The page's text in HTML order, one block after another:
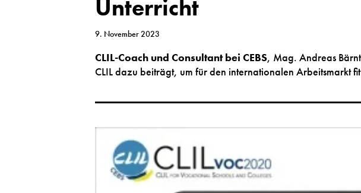
Unterricht
9. November 2023
CLIL-Coach und Consultant bei CEBS, Mag. Andreas
CLIL dazu beiträgt, um für den internationalen Arbeitsmarkt